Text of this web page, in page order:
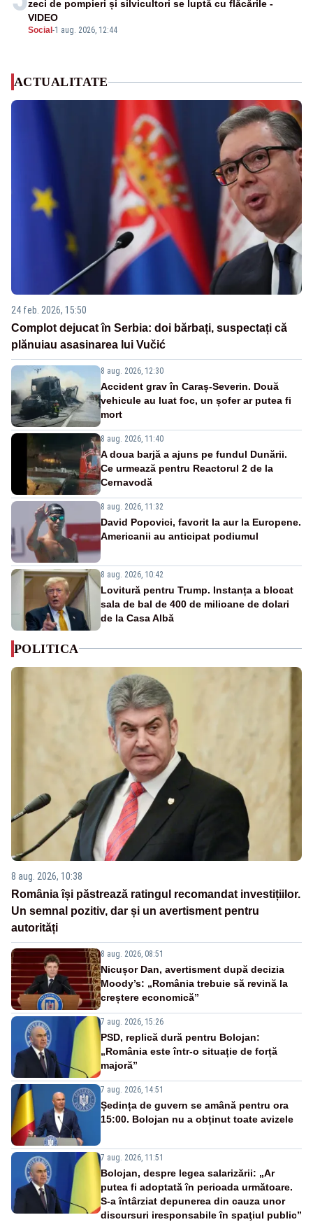
Social -1 aug. 2026, 12:44
zeci de pompieri și silvicultori se luptă cu flăcările -
VIDEO
ACTUALITATE
24 feb. 2026, 15:50
Complot dejucat în Serbia: doi bărbați, suspectați că
plănuiau asasinarea lui Vučić
8 aug. 2026, 12:30
Accident grav în Caraș-Severin. Două
vehicule au luat foc, un șofer ar putea fi
mort
8 aug. 2026, 11:40
A doua barjă a ajuns pe fundul Dunării.
Ce urmează pentru Reactorul 2 de la
Cernavodă
8 aug. 2026, 11:32
David Popovici, favorit la aur la Europene.
Americanii au anticipat podiumul
8 aug. 2026, 10:42
Lovitură pentru Trump. Instanța a blocat
sala de bal de 400 de milioane de dolari
de la Casa Albă
POLITICA
8 aug. 2026, 10:38
România își păstrează ratingul recomandat investițiilor.
Un semnal pozitiv, dar și un avertisment pentru
autorități
8 aug. 2026, 08:51
Nicușor Dan, avertisment după decizia
Moody’s: „România trebuie să revină la
creștere economică”
7 aug. 2026, 15:26
PSD, replică dură pentru Bolojan:
„România este într-o situație de forță
majoră”
7 aug. 2026, 14:51
Ședința de guvern se amână pentru ora
15:00. Bolojan nu a obținut toate avizele
7 aug. 2026, 11:51
Bolojan, despre legea salarizării: „Ar
putea fi adoptată în perioada următoare.
S-a întârziat depunerea din cauza unor
discursuri iresponsabile în spaţiul public”